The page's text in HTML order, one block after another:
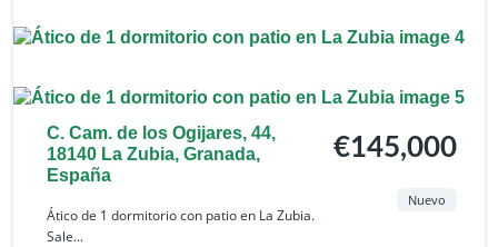
C. Cam. de los Ogijares, 44,
18140 La Zubia, Granada,
España
Ático de 1 dormitorio con patio en La Zubia.
Sale...
€145,000
Nuevo